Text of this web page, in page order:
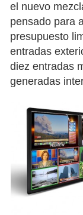
el nuevo
pensado para
presupuesto
entradas
diez entradas
generadas